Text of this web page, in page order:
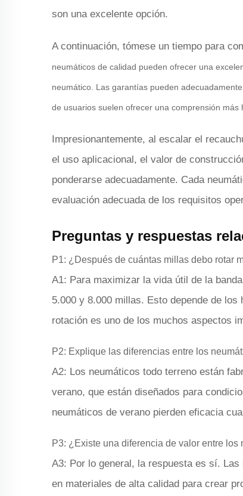
son una excelente opción.
A continuación, tómese un tiempo para
neumáticos de calidad pueden ofrecer una
neumático. Las garantías pueden
de usuarios suelen ofrecer una comprensión
Impresionantemente, al escalar el
el uso aplicacional, el valor de
ponderarse adecuadamente. Cada
evaluación adecuada de los requisitos
Preguntas y respuestas
P1: ¿Después de cuántas millas debo rotar
A1: Para maximizar la vida útil de la
5.000 y 8.000 millas. Esto depende de
rotación es uno de los muchos aspectos
P2: Explique las diferencias entre los
A2: Los neumáticos todo terreno están
verano, que están diseñados para
neumáticos de verano pierden eficacia
P3: ¿Existe una diferencia de valor entre
A3: Por lo general, la respuesta es sí.
en materiales de alta calidad para crear